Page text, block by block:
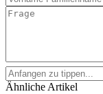
Ähnliche Artikel